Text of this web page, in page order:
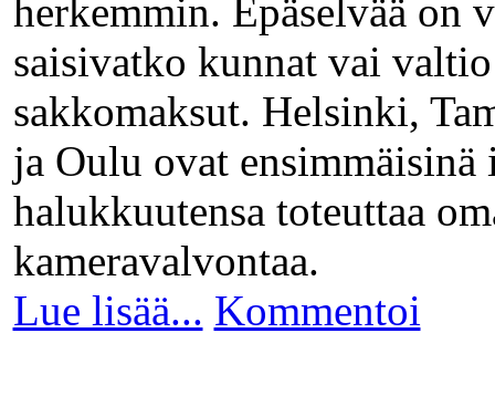
herkemmin. Epäselvää on
saisivatko kunnat vai
sakkomaksut. Helsinki,
ja Oulu ovat ensimmäisinä
halukkuutensa toteuttaa
kameravalvontaa.
Lue lisää... Kommentoi